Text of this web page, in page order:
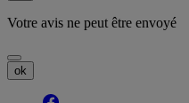
Votre avis ne peut être envoyé
ok